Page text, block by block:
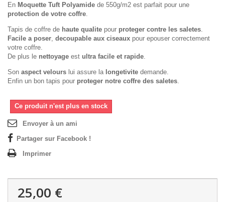
En Moquette Tuft Polyamide de 550g/m2 est parfait pour une
protection de votre coffre.
Tapis de coffre de haute qualite pour proteger contre les saletes.
Facile a poser, decoupable aux ciseaux pour epouser correctement
votre coffre.
De plus le nettoyage est ultra facile et rapide.
Son aspect velours lui assure la longetivite demande.
Enfin un bon tapis pour proteger notre coffre des saletes.
Ce produit n'est plus en stock
Envoyer à un ami
Partager sur Facebook !
Imprimer
25,00 €